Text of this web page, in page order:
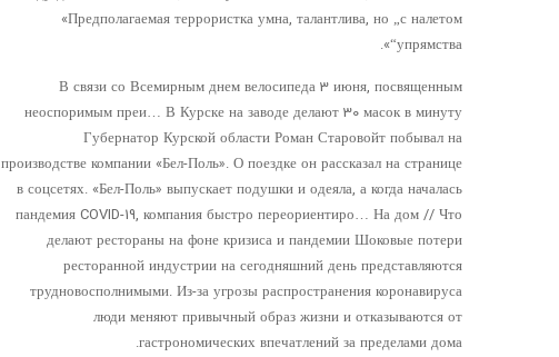
«Предполагаемая террористка умна, талантлива, но „с налетом
упрямства“».
В связи со Всемирным днем ​​велосипеда 3 июня, посвященным
неоспоримым преи… В Курске на заводе делают 30 масок в минуту
Губернатор Курской области Роман Старовойт побывал на
производстве компании «Бел-Поль». О поездке он рассказал на странице
в соцсетях. «Бел-Поль» выпускает подушки и одеяла, а когда началась
пандемия COVID-19, компания быстро переориентиро… На дом // Что
делают рестораны на фоне кризиса и пандемии Шоковые потери
ресторанной индустрии на сегодняшний день представляются
трудновосполнимыми. Из-за угрозы распространения коронавируса
люди меняют привычный образ жизни и отказываются от
гастрономических впечатлений за пределами дома.